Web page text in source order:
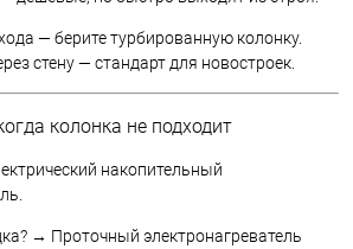
— берите турбированную колонку.
стену — стандарт для новостроек.
колонка не подходит
накопительный
→ Проточный электронагреватель